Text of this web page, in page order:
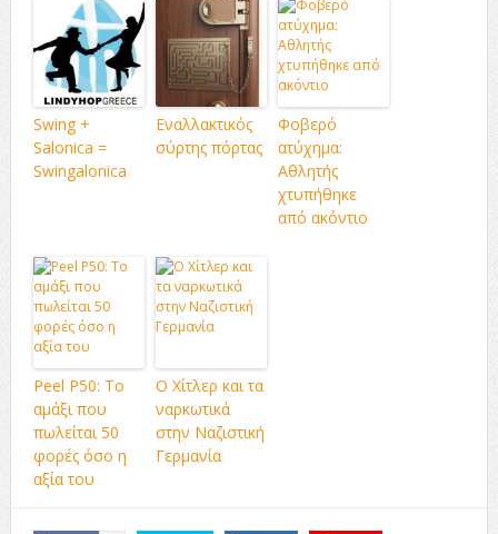
Swing +
Salonica =
Swingalonica
Εναλλακτικός
σύρτης πόρτας
Φοβερό
ατύχημα:
Αθλητής
χτυπήθηκε
από ακόντιο
Peel P50: Το
αμάξι που
πωλείται 50
φορές όσο η
αξία του
Ο Χίτλερ και τα
ναρκωτικά
στην Ναζιστική
Γερμανία